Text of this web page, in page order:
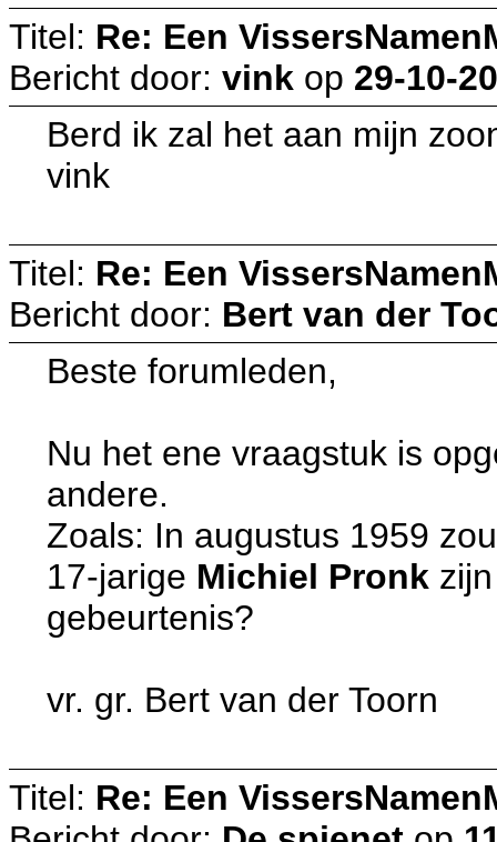
Titel: Re: Een
Bericht door: vink op 29-10-
Berd ik zal het aan mijn
vink
Titel: Re: Een
Bericht door: Bert van der
Beste forumleden,
Nu het ene vraagstuk is
andere.
Zoals: In augustus 1959
17-jarige Michiel Pronk
gebeurtenis?
vr. gr. Bert van der Toorn
Titel: Re: Een